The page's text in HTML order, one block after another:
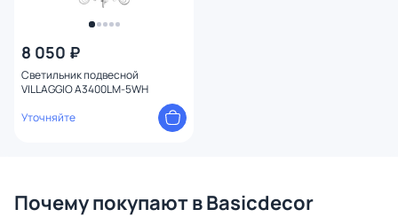
8 050 ₽
Светильник подвесной
VILLAGGIO A3400LM-5WH
Уточняйте
Почему покупают в Basicdecor